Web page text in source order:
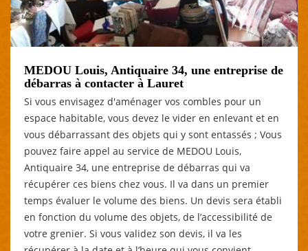
MEDOU Louis, Antiquaire 34, une entreprise de
débarras à contacter à Lauret
Si vous envisagez d'aménager vos combles pour un
espace habitable, vous devez le vider en enlevant et en
vous débarrassant des objets qui y sont entassés ; Vous
pouvez faire appel au service de MEDOU Louis,
Antiquaire 34, une entreprise de débarras qui va
récupérer ces biens chez vous. Il va dans un premier
temps évaluer le volume des biens. Un devis sera établi
en fonction du volume des objets, de l’accessibilité de
votre grenier. Si vous validez son devis, il va les